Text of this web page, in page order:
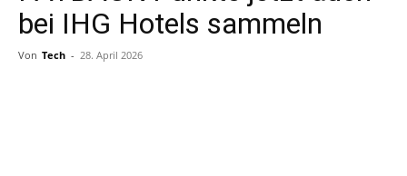
bei IHG Hotels sammeln
Von Tech - 28. April 2026